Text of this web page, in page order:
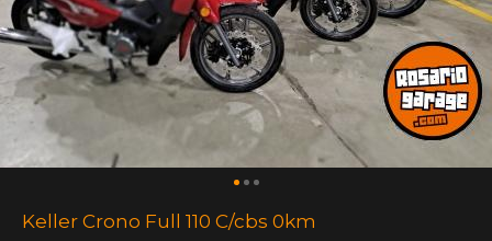
Keller Crono Full 110 C/cbs 0km